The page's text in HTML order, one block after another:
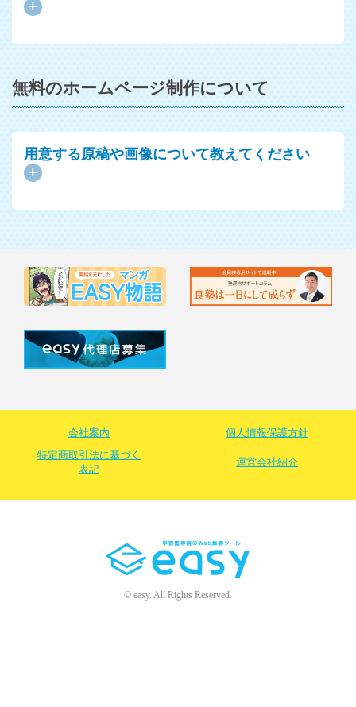
無料のホームページ制作について
用意する原稿や画像について教えてください
会社案内
個人情報保護方針
特定商取引法に基づく
表記
運営会社紹介
© easy. All Rights Reserved.